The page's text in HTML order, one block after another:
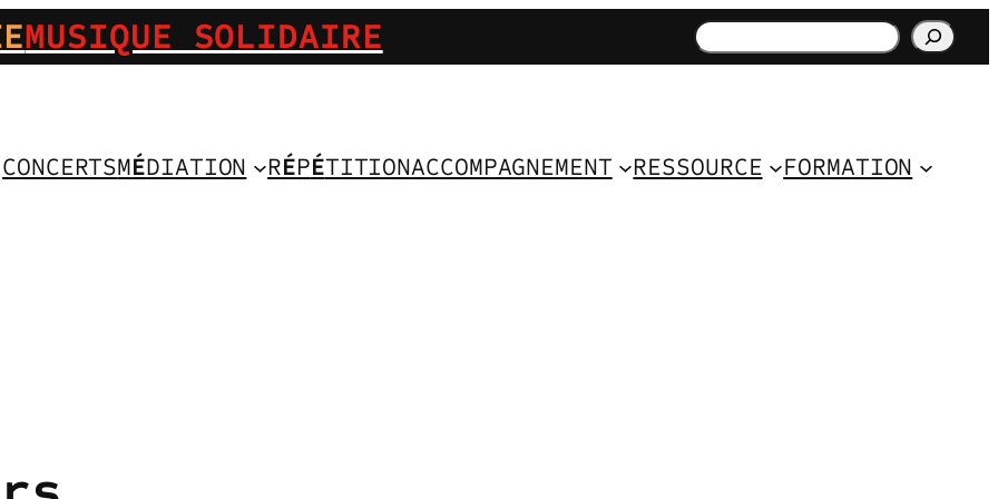
MUSIQUE SOLIDAIRE Rechercher
CONCERTSMÉDIATION RÉPÉTITIONACCOMPAGNEMENT RESSOURCE FORMATION